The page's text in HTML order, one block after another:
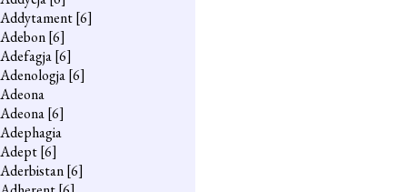
Addytament[6]
Adebon[6]
Adefagja[6]
Adenologja[6]
Adeona
Adeona[6]
Adephagia
Adept[6]
Aderbistan[6]